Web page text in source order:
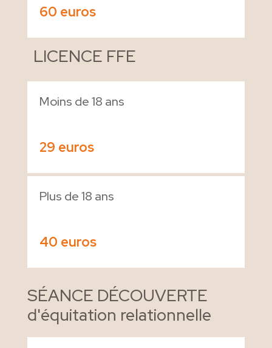
60 euros
LICENCE FFE
Moins de 18 ans
29 euros
Plus de 18 ans
40 euros
SÉANCE DÉCOUVERTE
d'équitation relationnelle